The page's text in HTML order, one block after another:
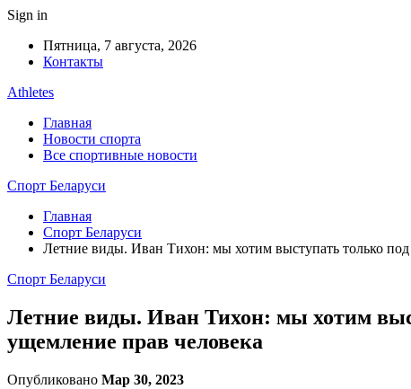
Sign in
Пятница, 7 августа, 2026
Контакты
Athletes
Главная
Новости спорта
Все спортивные новости
Спорт Беларуси
Главная
Спорт Беларуси
Летние виды. Иван Тихон: мы хотим выступать только
Спорт Беларуси
Летние виды. Иван Тихон: мы хотим
ущемление прав человека
Опубликовано Мар 30, 2023